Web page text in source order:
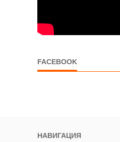
FACEBOOK
НАВИГАЦИЯ